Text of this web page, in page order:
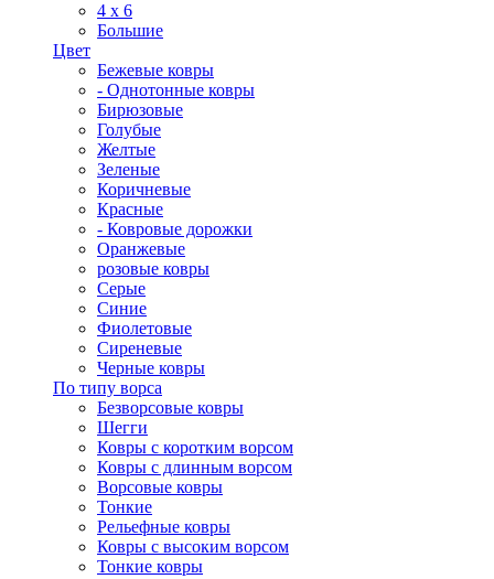
4 х 6
Большие
Цвет
Бежевые ковры
- Однотонные ковры
Бирюзовые
Голубые
Желтые
Зеленые
Коричневые
Красные
- Ковровые дорожки
Оранжевые
розовые ковры
Серые
Синие
Фиолетовые
Сиреневые
Черные ковры
По типу ворса
Безворсовые ковры
Шегги
Ковры с коротким ворсом
Ковры с длинным ворсом
Ворсовые ковры
Тонкие
Рельефные ковры
Ковры с высоким ворсом
Тонкие ковры